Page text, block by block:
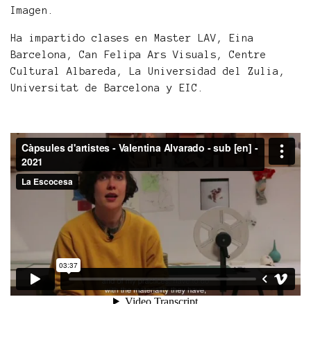
Imagen.
Ha impartido clases en Master LAV, Eina
Barcelona, Can Felipa Ars Visuals, Centre
Cultural Albareda, La Universidad del Zulia,
Universitat de Barcelona y EIC.